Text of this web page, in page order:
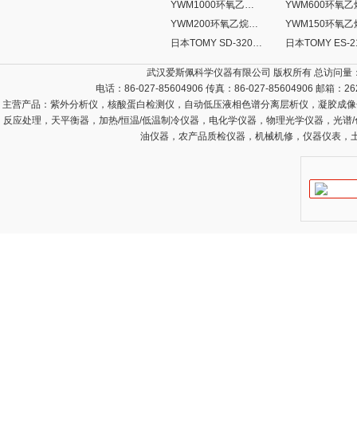
YWM1000环氧乙烷灭菌箱
YWM200环氧乙烷灭菌箱
日本TOMY SD-320烘干型高压蒸汽灭菌器
武汉爱斯佩科学仪器有限公司 版权所有 总访问量
电话：86-027-85604906 传真：86-027-85604906 邮箱：
主营产品： 紫外分析仪，核酸蛋白检测仪，自动低压液相色谱分离层析仪，凝胶成
反应处理，天平衡器，加热/恒温/低温制冷仪器，电化学仪器，物理光学仪器，光
油仪器，农产品质检仪器，机械机修，仪器仪表，